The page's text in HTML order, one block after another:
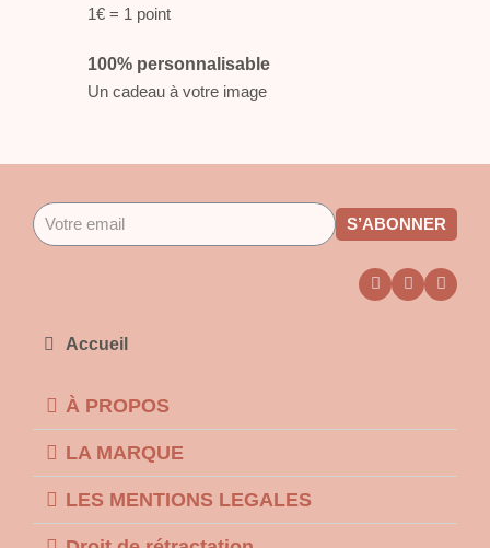
1€ = 1 point
100% personnalisable
Un cadeau à votre image
S’ABONNER
Accueil
À PROPOS
LA MARQUE
LES MENTIONS LEGALES